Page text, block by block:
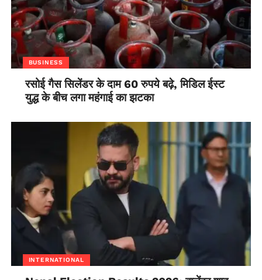
BUSINESS
रसोई गैस सिलेंडर के दाम 60 रुपये बढ़े, मिडिल ईस्ट
युद्ध के बीच लगा महंगाई का झटका
INTERNATIONAL